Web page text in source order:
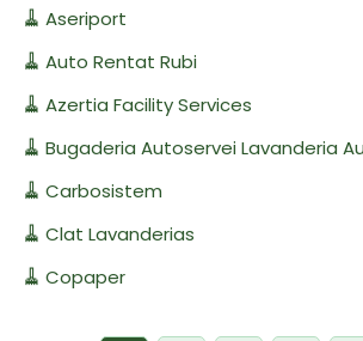
🧹 Aseriport
🧹 Auto Rentat Rubi
🧹 Azertia Facility Services
🧹 Bugaderia Autoservei Lavanderia
🧹 Carbosistem
🧹 Clat Lavanderias
🧹 Copaper